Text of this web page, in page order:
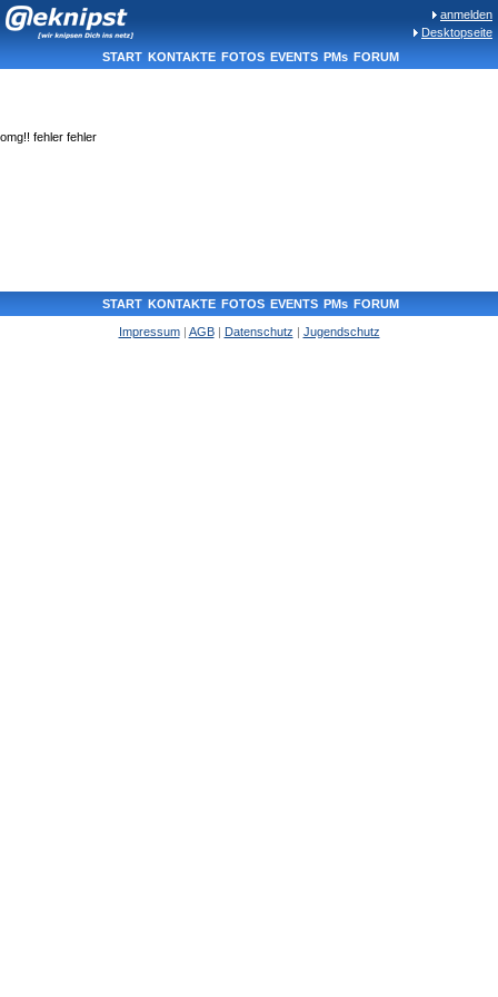
anmelden
Desktopseite
START KONTAKTE FOTOS EVENTS PMs FORUM
omg!! fehler fehler
START KONTAKTE FOTOS EVENTS PMs FORUM
Impressum| AGB| Datenschutz | Jugendschutz